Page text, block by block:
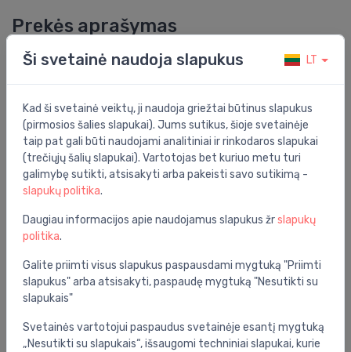
Prekės aprašymas
Eurosmart new vonios maišytuvas, chromas
Funkcionalumas: vienos rankenos maišytuvas
Grupė: vonios kambarys
Spalva: chromas
Montavimo vieta:
Specifikacija
Barkodas: 4005176613456
Ši svetainė naudoja slapukus LT
Kad ši svetainė veiktų, ji naudoja griežtai būtinus slapukus
(pirmosios šalies slapukai). Jums sutikus, šioje svetainėje
taip pat gali būti naudojami analitiniai ir rinkodaros slapukai
(trečiųjų šalių slapukai). Vartotojas bet kuriuo metu turi
galimybę sutikti, atsisakyti arba pakeisti savo sutikimą -
slapukų politika.
Daugiau informacijos apie naudojamus slapukus žrslapukų
politika.
Galite priimti visus slapukus paspausdami mygtuką "Priimti
slapukus" arba atsisakyti, paspaudę mygtuką "Nesutikti su
slapukais"
Svetainės vartotojui paspaudus svetainėje esantį mygtuką
„Nesutikti su slapukais“, išsaugomi techniniai slapukai, kurie